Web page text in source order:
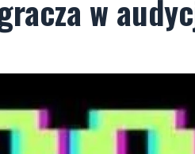
w